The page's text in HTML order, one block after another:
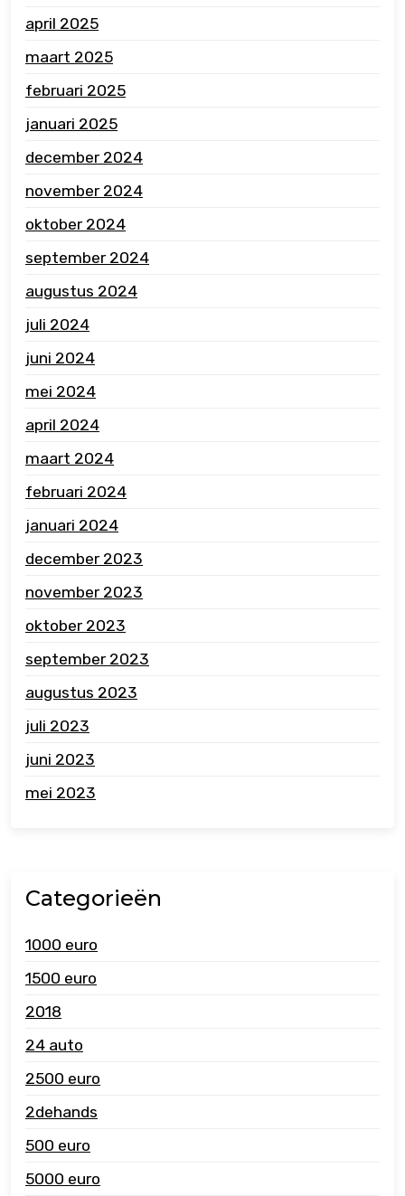
april 2025
maart 2025
februari 2025
januari 2025
december 2024
november 2024
oktober 2024
september 2024
augustus 2024
juli 2024
juni 2024
mei 2024
april 2024
maart 2024
februari 2024
januari 2024
december 2023
november 2023
oktober 2023
september 2023
augustus 2023
juli 2023
juni 2023
mei 2023
Categorieën
1000 euro
1500 euro
2018
24 auto
2500 euro
2dehands
500 euro
5000 euro